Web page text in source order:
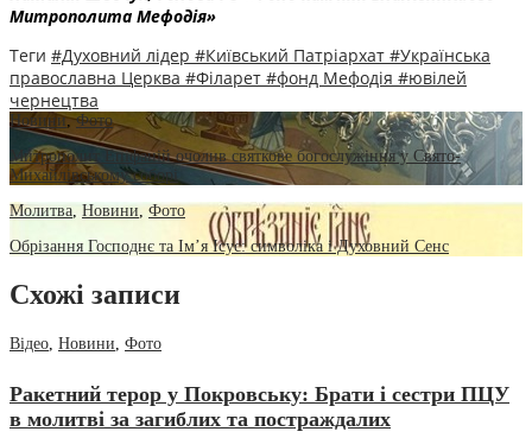
Митрополита Мефодія»
Теги #Духовний лідер #Київський Патріархат #Українська
православна Церква #Філарет #фонд Мефодія #ювілей
чернецтва
Новини,Фото
Митрополит Епіфаній очолив святкове богослужіння у Свято-
Михайлівському соборі
Молитва Новини Фото
Обрізання Господнє та Ім’я Ісус: символіка і Духовний Сенс
Схожі записи
Відео, Новини, Фото
Ракетний терор у Покровську: Брати і сестри ПЦУ
в молитві за загиблих та постраждалих